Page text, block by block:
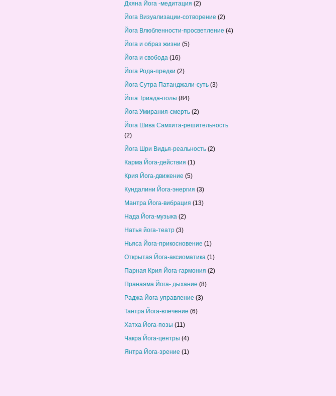
Дхяна Йога -медитация (2)
Йога Визуализации-сотворение (2)
Йога Влюбленности-просветление (4)
Йога и образ жизни (5)
Йога и свобода (16)
Йога Рода-предки (2)
Йога Сутра Патанджали-суть (3)
Йога Триада-полы (84)
Йога Умирания-смерть (2)
Йога Шива Самхита-решительность
(2)
Йога Шри Видья-реальность (2)
Карма Йога-действия (1)
Крия Йога-движение (5)
Кундалини Йога-энергия (3)
Мантра Йога-вибрация (13)
Нада Йога-музыка (2)
Натья йога-театр (3)
Ньяса Йога-прикосновение (1)
Открытая Йога-аксиоматика (1)
Парная Крия Йога-гармония (2)
Пранаяма Йога- дыхание (8)
Раджа Йога-управление (3)
Тантра Йога-влечение (6)
Хатха Йога-позы (11)
Чакра Йога-центры (4)
Янтра Йога-зрение (1)